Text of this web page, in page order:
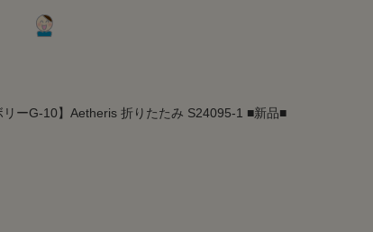
ーG-10】Aetheris 折りたたみ S24095-1 ■新品■